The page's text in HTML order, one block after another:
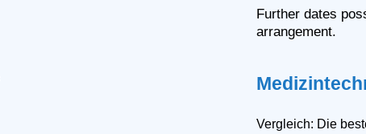
Further dates
arrangement.
Vergleich: Die